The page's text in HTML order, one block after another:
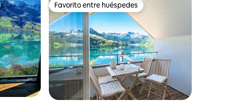
huéspedes Favorito entre huéspedes
Favorito entre huéspedes